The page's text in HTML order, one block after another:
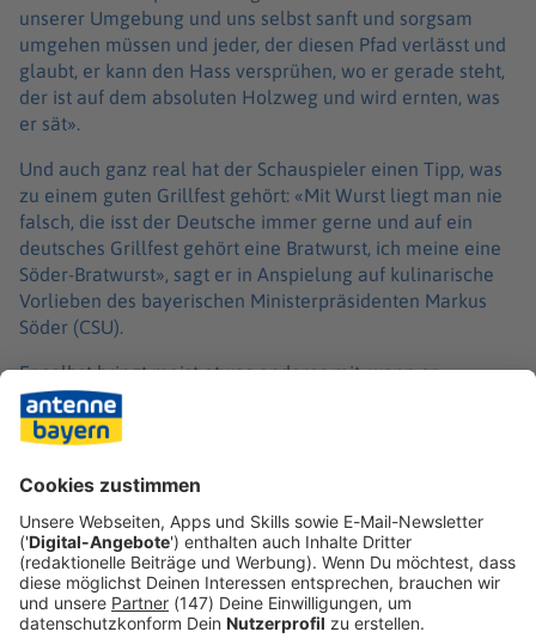
unserer Umgebung und uns selbst sanft und sorgsam
umgehen müssen und jeder, der diesen Pfad verlässt und
glaubt, er kann den Hass versprühen, wo er gerade steht,
der ist auf dem absoluten Holzweg und wird ernten, was
er sät».
Und auch ganz real hat der Schauspieler einen Tipp, was
zu einem guten Grillfest gehört: «Mit Wurst liegt man nie
falsch, die isst der Deutsche immer gerne und auf ein
deutsches Grillfest gehört eine Bratwurst, ich meine eine
Söder-Bratwurst», sagt er in Anspielung auf kulinarische
Vorlieben des bayerischen Ministerpräsidenten Markus
Söder (CSU).
Er selbst bringt meist etwas anderes mit, wenn er
eingeladen wird: «Immer meinen Nudelsalat, der ist der
Hammer, mit viel Mayonnaise, Gürkchen und frischen
Zwiebeln. Fleischwurst muss auch noch rein. Aber den
gibt’s natürlich auch vegan.»